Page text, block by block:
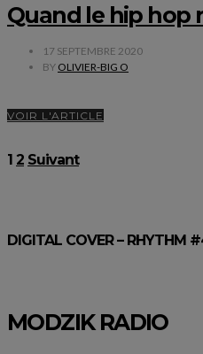
Quand le hip hop
17 SEPTEMBRE 2020
BY OLIVIER-BIG O
VOIR L'ARTICLE
Pagination
1 2 Suivant
DIGITAL COVER –
MODZIK RADIO